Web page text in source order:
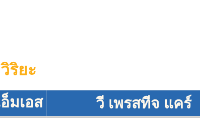
ริยะ
มเอส วี เพรสทีจ แคร์